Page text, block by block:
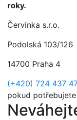
roky.
Červinka s.r.o.
Podolská 103/126
14700 Praha 4
(+420) 724 437
pokud